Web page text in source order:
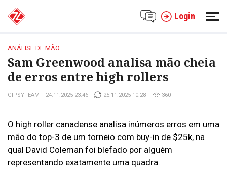
Login
ANÁLISE DE MÃO
Sam Greenwood analisa mão cheia
de erros entre high rollers
GIPSYTEAM 24.11.2025 23:46 25.11.2025 10:28 360
O high roller canadense analisa inúmeros erros em uma
mão do top-3 de um torneio com buy-in de $25k, na
qual David Coleman foi blefado por alguém
representando exatamente uma quadra.